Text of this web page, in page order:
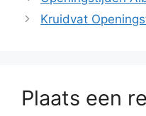
Kruidvat
Plaats een